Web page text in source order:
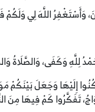
إِلَيْهَا وَجَعَلَ